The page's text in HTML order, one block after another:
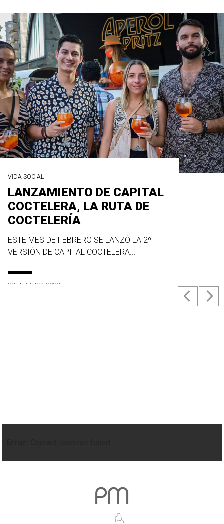
VIDA SOCIAL
LANZAMIENTO DE CAPITAL
COCTELERA, LA RUTA DE
COCTELERÍA
ESTE MES DE FEBRERO SE LANZÓ LA 2º
VERSIÓN DE CAPITAL COCTELERA...
23 FEBRERO, 2022